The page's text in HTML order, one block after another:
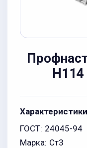
Н114
ГОСТ: 24045-94
Марка: Ст3